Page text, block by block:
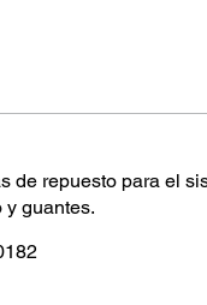
de repuesto para el
y guantes.